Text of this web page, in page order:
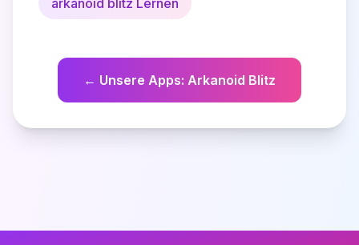
arkanoid blitz Lernen
← Unsere Apps: Arkanoid Blitz